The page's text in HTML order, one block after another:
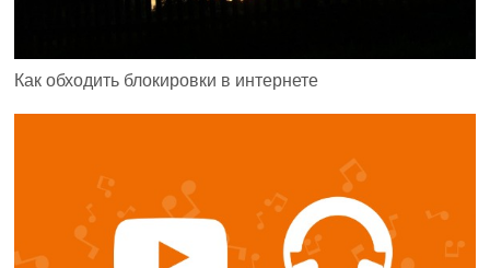
Как обходить блокировки в интернете